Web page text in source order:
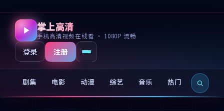
掌上高清
手机高清视频在线看 · 1080P 流畅
登录 注册
剧集 电影 动漫 综艺 音乐 热门 新片